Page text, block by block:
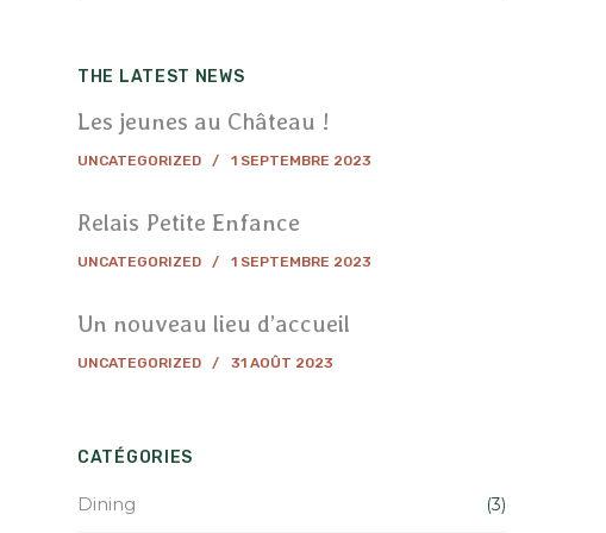
THE LATEST NEWS
Les jeunes au Château !
UNCATEGORIZED 1 SEPTEMBRE 2023
Relais Petite Enfance
UNCATEGORIZED 1 SEPTEMBRE 2023
Un nouveau lieu d’accueil
UNCATEGORIZED 31 AOÛT 2023
CATÉGORIES
Dining (3)